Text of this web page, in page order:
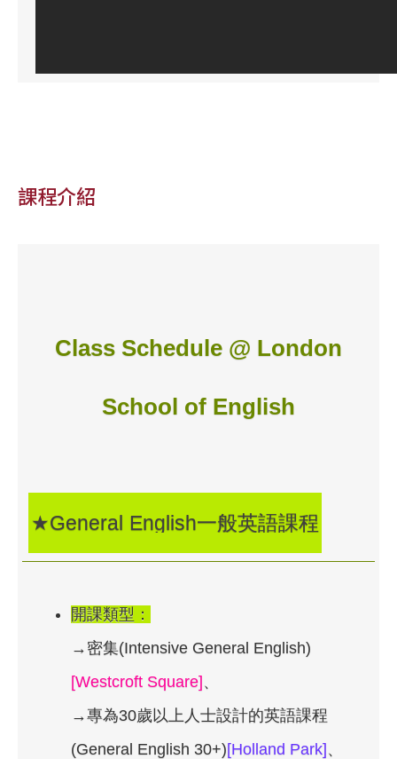
課程介紹
Class Schedule @ London
School of English
★General English一般英語課程
開課類型：
→密集(Intensive General English)
[Westcroft Square]、
→專為30歲以上人士設計的英語課程
(General English 30+)[Holland Park]、